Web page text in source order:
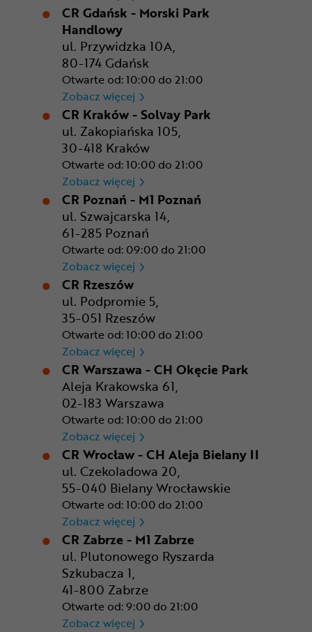
CR Gdańsk - Morski Park
Handlowy
ul. Przywidzka 10A,
80-174 Gdańsk
Otwarte od: 10:00 do 21:00
Zobacz więcej CR Gdańsk - Morski Park
CR Kraków - Solvay Park
ul. Zakopiańska 105,
30-418 Kraków
Otwarte od: 10:00 do 21:00
Zobacz więcej CR Kraków - Solvay Park
CR Poznań - M1 Poznań
ul. Szwajcarska 14,
61-285 Poznań
Otwarte od: 09:00 do 21:00
Zobacz więcej CR Poznań - M1 Poznań
CR Rzeszów
ul. Podpromie 5,
35-051 Rzeszów
Otwarte od: 10:00 do 21:00
Zobacz więcej CR Rzeszów
CR Warszawa - CH Okęcie Park
Aleja Krakowska 61,
02-183 Warszawa
Otwarte od: 10:00 do 21:00
Zobacz więcej CR Warszawa - CH Okęcie
CR Wrocław - CH Aleja Bielany II
ul. Czekoladowa 20,
55-040 Bielany Wrocławskie
Otwarte od: 10:00 do 21:00
Zobacz więcej CR Wrocław - CH Aleja
CR Zabrze - M1 Zabrze
ul. Plutonowego Ryszarda
Szkubacza 1,
41-800 Zabrze
Otwarte od: 9:00 do 21:00
Zobacz więcej CR Zabrze - M1 Zabrze